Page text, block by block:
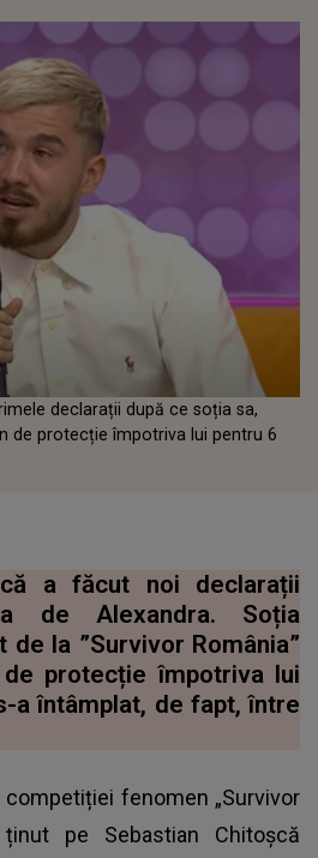
declarații după ce soția sa,
de protecție împotriva lui pentru 6
a făcut noi declarații
de Alexandra. Soția
la ”Survivor România”
protecție împotriva lui
a întâmplat, de fapt, între
fenomen „Survivor
pe Sebastian Chitoșcă